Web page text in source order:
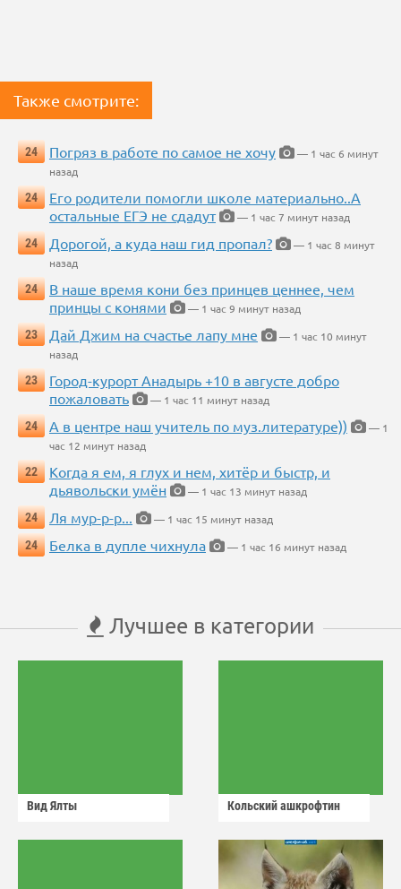
Также смотрите:
24 Погряз в работе по самое не хочу
— 1 час 6 минут
назад
24
Его родители помогли школе материально..А
остальные ЕГЭ не сдадут
— 1 час 7 минут назад
24
Дорогой, а куда наш гид пропал?
— 1 час 8 минут
назад
24
В наше время кони без принцев ценнее, чем
принцы с конями
— 1 час 9 минут назад
23
Дай Джим на счастье лапу мне
— 1 час 10 минут
назад
23
Город-курорт Анадырь +10 в августе добро
пожаловать
— 1 час 11 минут назад
24
А в центре наш учитель по муз.литературе))
— 1
час 12 минут назад
22
Когда я ем, я глух и нем, хитёр и быстр, и
дьявольски умён
— 1 час 13 минут назад
24
Ля мур-р-р...
— 1 час 15 минут назад
24
Белка в дупле чихнула — 1 час 16 минут назад
Лучшее в категории
Вид Ялты Кольский ашкрофтин